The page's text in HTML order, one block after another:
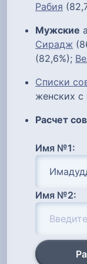
Рабия
Мужские
Сирадж
(82,6%);
Списки
женских
Расчет
Имя №1:
Имя №2: